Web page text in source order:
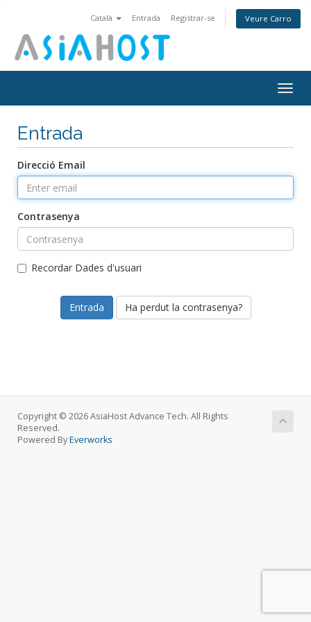
Català Entrada Registrar-se Veure Carro
Entrada
Direcció Email
Contrasenya
Recordar Dades d'usuari
Ha perdut la contrasenya?
Copyright © 2026 AsiaHost Advance Tech. All Rights
Reserved.
Powered ByEverworks